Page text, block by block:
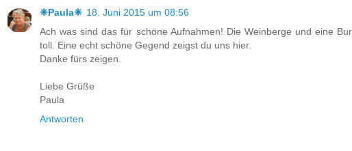
❈Paula❈ 18. Juni 2015 um 08:56
Ach was sind das für schöne Aufnahmen! Die Weinberge und eine
toll. Eine echt schöne Gegend zeigst du uns hier.
Danke fürs zeigen.
Liebe Grüße
Paula
Antworten